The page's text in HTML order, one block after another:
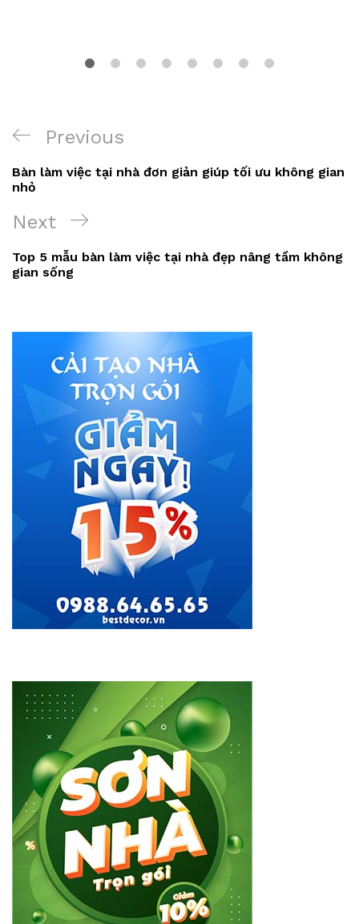
Điều
hướng
bài
viết
Previous
Post
Previous
Bàn làm việc tại nhà đơn giản giúp tối ưu không gian
nhỏ
Next
Post
Next
Top 5 mẫu bàn làm việc tại nhà đẹp nâng tầm không
gian sống